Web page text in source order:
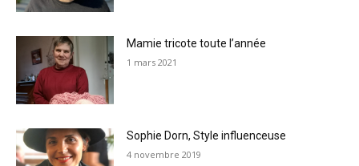
Mamie tricote toute l’année
1 mars 2021
Sophie Dorn, Style influenceuse
4 novembre 2019